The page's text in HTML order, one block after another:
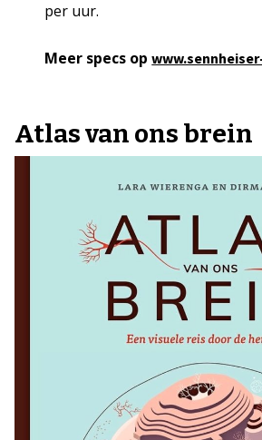
per uur.
Meer specs op
Atlas van ons brein